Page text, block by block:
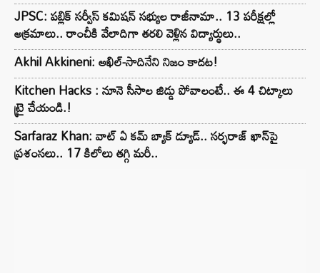
JPSC: పబ్లిక్ సర్వీస్ కమిషన్ సభ్యుల రాజీనామా.. 13 పరీక్షల్లో
అక్రమాలు.. రాంచీకి వేలాదిగా తరలి వెళ్లిన విద్యార్థులు..
Akhil Akkineni: అఖిల్-సాదినేని నిజం కాదట!
Kitchen Hacks : నూనె సీసాల జిడ్డు పోవాలంటే.. ఈ 4 చిట్కాలు
ట్రై చేయండి.!
Sarfaraz Khan: వాట్ ఏ కమ్ బ్యాక్ డ్యూడ్.. సర్ఫరాజ్ ఖాన్‌పై
ప్రశంసలు.. 17 కిలోలు తగ్గి మరీ..